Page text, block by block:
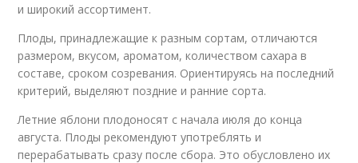
и широкий ассортимент.
Плоды, принадлежащие к разным сортам, отличаются
размером, вкусом, ароматом, количеством сахара в
составе, сроком созревания. Ориентируясь на последний
критерий, выделяют поздние и ранние сорта.
Летние яблони плодоносят с начала июля до конца
августа. Плоды рекомендуют употреблять и
перерабатывать сразу после сбора. Это обусловлено их